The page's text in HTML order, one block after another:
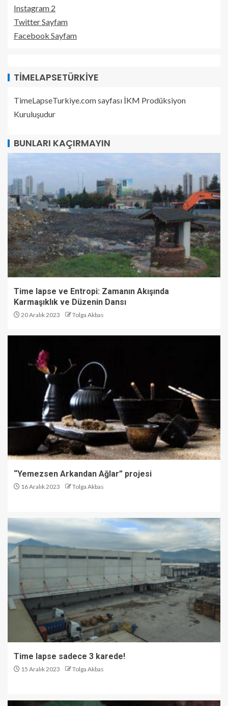
Instagram 2
Twitter Sayfam
Facebook Sayfam
TIMELAPSETÜRKIYE
TimeLapseTurkiye.com sayfası İKM Prodüksiyon
Kuruluşudur
BUNLARI KAÇIRMAYIN
Time lapse ve Entropi: Zamanın Akışında
Karmaşıklık ve Düzenin Dansı
20 Aralık 2023 Tolga Akbas
“Yemezsen Arkandan Ağlar” projesi
16 Aralık 2023 Tolga Akbas
Time lapse sadece 3 karede!
15 Aralık 2023 Tolga Akbas